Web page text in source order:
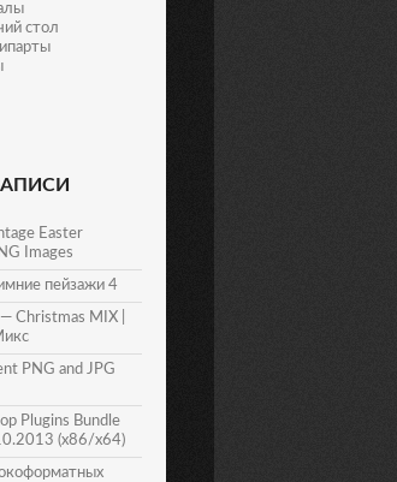
стол
Easter
Images
пейзажи 4
Christmas MIX |
PNG and JPG
Plugins Bundle
(x86/x64)